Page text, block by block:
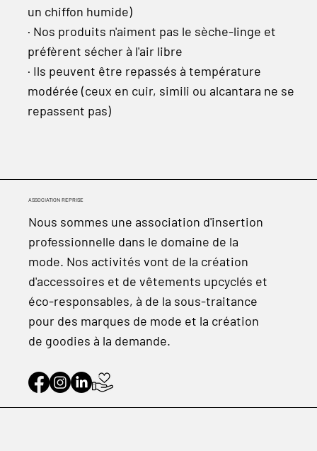
un chiffon humide)
· Nos produits n'aiment pas le sèche-linge et
préfèrent sécher à l'air libre
· Ils peuvent être repassés à température
modérée (ceux en cuir, simili ou alcantara ne se
repassent pas)
ASSOCIATION REPRISE
Nous sommes une association d'insertion
professionnelle dans le domaine de la
mode. Nos activités vont de la création
d'accessoires et de vêtements upcyclés et
éco-responsables, à de la sous-traitance
pour des marques de mode et la création
de goodies à la demande.